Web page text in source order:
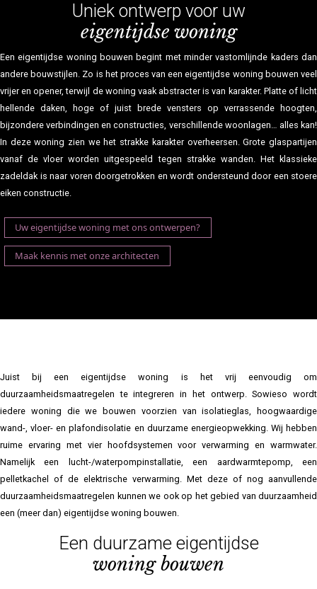
Uniek ontwerp voor uw
eigentijdse woning
Een eigentijdse woning bouwen begint met minder vastomlijnde kaders dan
andere bouwstijlen. Zo is het proces van een eigentijdse woning bouwen veel
vrijer en opener, terwijl de woning vaak abstracter is van karakter. Platte of licht
hellende daken, hoge of juist brede vensters op verrassende hoogten,
bijzondere verbindingen en constructies, verschillende woonlagen… alles kan!
In deze woning zien we het strakke karakter overheersen. Grote glaspartijen
vanaf de vloer worden uitgespeeld tegen strakke wanden. Het klassieke
zadeldak is naar voren doorgetrokken en wordt ondersteund door een stoere
eiken constructie.
Uw eigentijdse woning met ons ontwerpen?
Maak kennis met onze architecten
Juist bij een eigentijdse woning is het vrij eenvoudig om
duurzaamheidsmaatregelen te integreren in het ontwerp. Sowieso wordt
iedere woning die we bouwen voorzien van isolatieglas, hoogwaardige
wand-, vloer- en plafondisolatie en duurzame energieopwekking. Wij hebben
ruime ervaring met vier hoofdsystemen voor verwarming en warmwater.
Namelijk een lucht-/waterpompinstallatie, een aardwarmtepomp, een
pelletkachel of de elektrische verwarming. Met deze of nog aanvullende
duurzaamheidsmaatregelen kunnen we ook op het gebied van duurzaamheid
een (meer dan) eigentijdse woning bouwen.
Een duurzame eigentijdse
woning bouwen